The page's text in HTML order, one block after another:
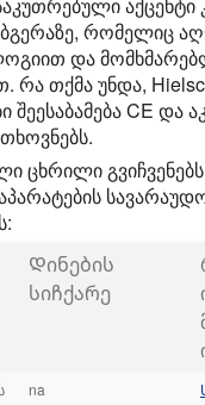
რომელიც
და
რა თქმა უნდა,
CE და
ცხრილი გვიჩვენებს
Დინების
სიჩქარე
na